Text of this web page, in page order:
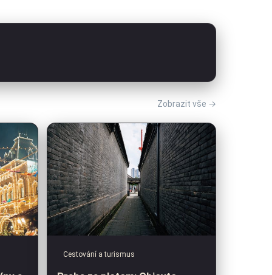
Zobrazit vše →
Cestování a turismus